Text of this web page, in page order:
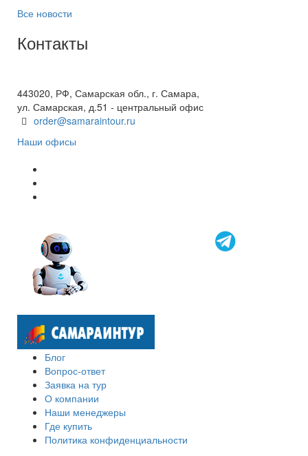
Все новости
Контакты
443020, РФ, Самарская обл., г. Самара,
ул. Самарская, д.51 - центральный офис
order@samaraintour.ru
Наши офисы
Блог
Вопрос-ответ
Заявка на тур
О компании
Наши менеджеры
Где купить
Политика конфиденциальности